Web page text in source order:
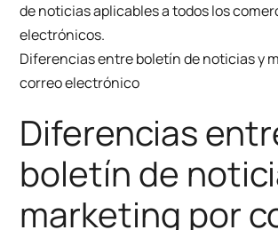
de noticias aplicables a todos los
electrónicos.
Diferencias entre boletín de noticias y
correo electrónico
Diferencias
boletín de
marketing por